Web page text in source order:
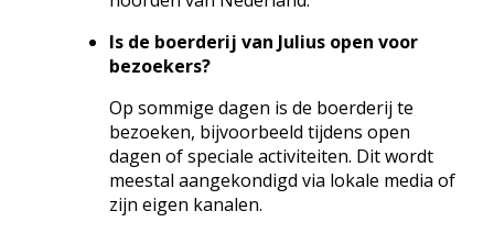
Is de boerderij van Julius open voor
bezoekers?
Op sommige dagen is de boerderij te
bezoeken, bijvoorbeeld tijdens open
dagen of speciale activiteiten. Dit wordt
meestal aangekondigd via lokale media of
zijn eigen kanalen.